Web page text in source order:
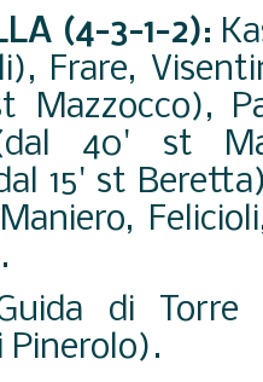
(4-3-1-2):
Frare,
Mazzocco),
40' st
15' st
di Torre
Pinerolo).